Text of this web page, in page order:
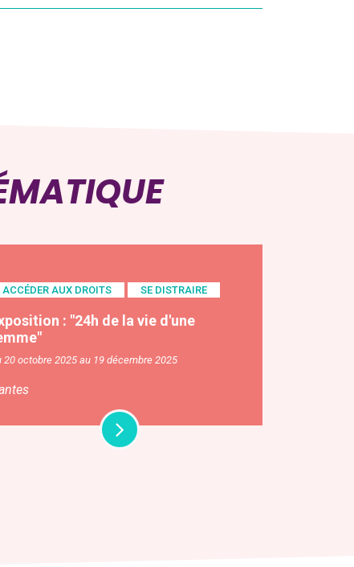
ACCÉDER AUX DROITS SE DISTRAIRE
: "24h de la vie d'une
20 octobre 2025 au 19 décembre 2025